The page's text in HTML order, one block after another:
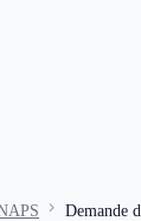
Demande